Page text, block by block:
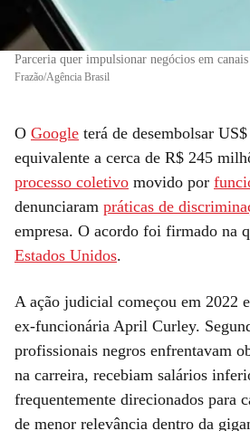
Parceria quer impulsionar negócios em
Frazão/Agência Brasil
O Google terá de desembolsar
equivalente a cerca de R$ 245
processo coletivo movido por
denunciaram práticas de
empresa. O acordo foi firmado na
Estados Unidos.
A ação judicial começou em 2022
ex-funcionária April Curley.
profissionais negros enfrentavam
na carreira, recebiam salários
frequentemente direcionados para
de menor relevância dentro da